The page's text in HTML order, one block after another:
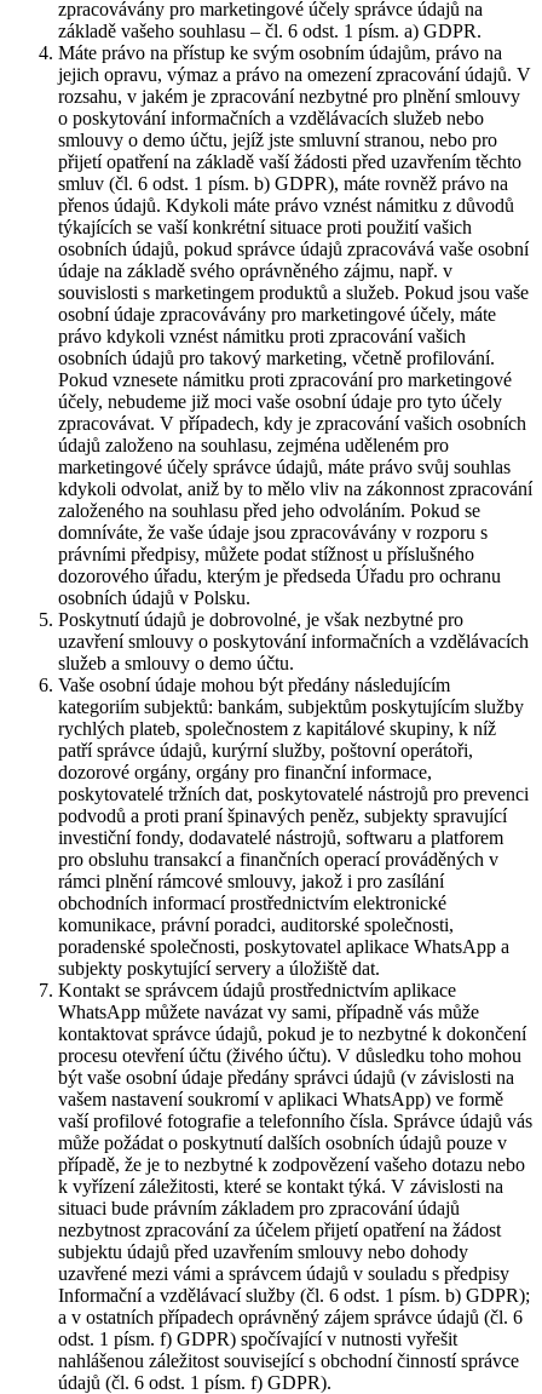
zpracovávány pro marketingové účely správce údajů na
základě vašeho souhlasu – čl. 6 odst. 1 písm. a) GDPR.
Máte právo na přístup ke svým osobním údajům, právo na
jejich opravu, výmaz a právo na omezení zpracování údajů. V
rozsahu, v jakém je zpracování nezbytné pro plnění smlouvy
o poskytování informačních a vzdělávacích služeb nebo
smlouvy o demo účtu, jejíž jste smluvní stranou, nebo pro
přijetí opatření na základě vaší žádosti před uzavřením těchto
smluv (čl. 6 odst. 1 písm. b) GDPR), máte rovněž právo na
přenos údajů. Kdykoli máte právo vznést námitku z důvodů
týkajících se vaší konkrétní situace proti použití vašich
osobních údajů, pokud správce údajů zpracovává vaše osobní
údaje na základě svého oprávněného zájmu, např. v
souvislosti s marketingem produktů a služeb. Pokud jsou vaše
osobní údaje zpracovávány pro marketingové účely, máte
právo kdykoli vznést námitku proti zpracování vašich
osobních údajů pro takový marketing, včetně profilování.
Pokud vznesete námitku proti zpracování pro marketingové
účely, nebudeme již moci vaše osobní údaje pro tyto účely
zpracovávat. V případech, kdy je zpracování vašich osobních
údajů založeno na souhlasu, zejména uděleném pro
marketingové účely správce údajů, máte právo svůj souhlas
kdykoli odvolat, aniž by to mělo vliv na zákonnost zpracování
založeného na souhlasu před jeho odvoláním. Pokud se
domníváte, že vaše údaje jsou zpracovávány v rozporu s
právními předpisy, můžete podat stížnost u příslušného
dozorového úřadu, kterým je předseda Úřadu pro ochranu
osobních údajů v Polsku.
Poskytnutí údajů je dobrovolné, je však nezbytné pro
uzavření smlouvy o poskytování informačních a vzdělávacích
služeb a smlouvy o demo účtu.
Vaše osobní údaje mohou být předány následujícím
kategoriím subjektů: bankám, subjektům poskytujícím služby
rychlých plateb, společnostem z kapitálové skupiny, k níž
patří správce údajů, kurýrní služby, poštovní operátoři,
dozorové orgány, orgány pro finanční informace,
poskytovatelé tržních dat, poskytovatelé nástrojů pro prevenci
podvodů a proti praní špinavých peněz, subjekty spravující
investiční fondy, dodavatelé nástrojů, softwaru a platforem
pro obsluhu transakcí a finančních operací prováděných v
rámci plnění rámcové smlouvy, jakož i pro zasílání
obchodních informací prostřednictvím elektronické
komunikace, právní poradci, auditorské společnosti,
poradenské společnosti, poskytovatel aplikace WhatsApp a
subjekty poskytující servery a úložiště dat.
Kontakt se správcem údajů prostřednictvím aplikace
WhatsApp můžete navázat vy sami, případně vás může
kontaktovat správce údajů, pokud je to nezbytné k dokončení
procesu otevření účtu (živého účtu). V důsledku toho mohou
být vaše osobní údaje předány správci údajů (v závislosti na
vašem nastavení soukromí v aplikaci WhatsApp) ve formě
vaší profilové fotografie a telefonního čísla. Správce údajů vás
může požádat o poskytnutí dalších osobních údajů pouze v
případě, že je to nezbytné k zodpovězení vašeho dotazu nebo
k vyřízení záležitosti, které se kontakt týká. V závislosti na
situaci bude právním základem pro zpracování údajů
nezbytnost zpracování za účelem přijetí opatření na žádost
subjektu údajů před uzavřením smlouvy nebo dohody
uzavřené mezi vámi a správcem údajů v souladu s předpisy
Informační a vzdělávací služby (čl. 6 odst. 1 písm. b) GDPR);
a v ostatních případech oprávněný zájem správce údajů (čl. 6
odst. 1 písm. f) GDPR) spočívající v nutnosti vyřešit
nahlášenou záležitost související s obchodní činností správce
údajů (čl. 6 odst. 1 písm. f) GDPR).